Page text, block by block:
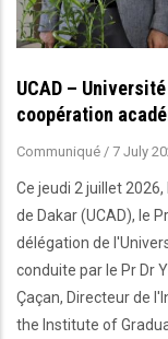
UCAD –
coopération
Communiqué / 7 July
Ce jeudi 2 juillet
de Dakar (UCAD), le
délégation de
conduite par le Pr Dr
Çaçan, Directeur de
the Institute of